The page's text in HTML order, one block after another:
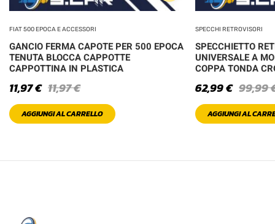
FIAT 500 EPOCA E ACCESSORI
GANCIO FERMA CAPOTE PER 500 EPOCA
TENUTA BLOCCA CAPPOTTE
CAPPOTTINA IN PLASTICA
11,97€
11,97€
AGGIUNGI AL CARRELLO
SPECCHI RETROVISORI
SPECCHIETTO
UNIVERSALE A
COPPA TONDA
99,99
62,99€
AGGIUNGI AL